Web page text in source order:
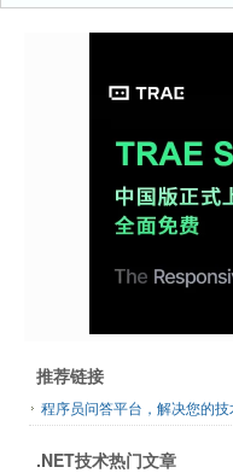
推荐链接
程序员问答平台，解决您的技
.NET技术热门文章